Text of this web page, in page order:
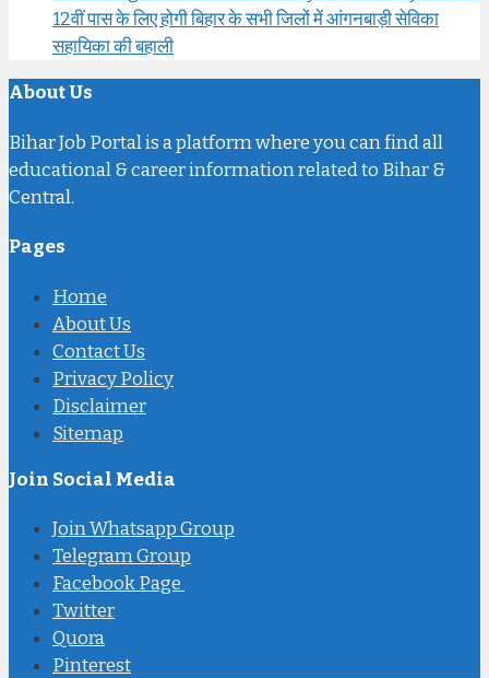
12वीं पास के लिए होगी बिहार के सभी जिलों में आंगनबाड़ी सेविका
सहायिका की बहाली
About Us
Bihar Job Portal is a platform where you can find all
educational & career information related to Bihar &
Central.
Pages
Home
About Us
Contact Us
Privacy Policy
Disclaimer
Sitemap
Join Social Media
Join Whatsapp Group
Telegram Group
Facebook Page
Twitter
Quora
Pinterest